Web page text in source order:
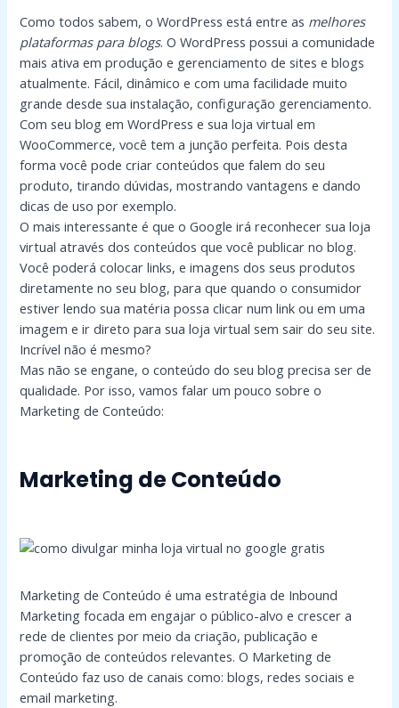
Como todos sabem, o WordPress está entre as melhores
plataformas para blogs. O WordPress possui a comunidade
mais ativa em produção e gerenciamento de sites e blogs
atualmente. Fácil, dinâmico e com uma facilidade muito
grande desde sua instalação, configuração gerenciamento.
Com seu blog em WordPress e sua loja virtual em
WooCommerce, você tem a junção perfeita. Pois desta
forma você pode criar conteúdos que falem do seu
produto, tirando dúvidas, mostrando vantagens e dando
dicas de uso por exemplo.
O mais interessante é que o Google irá reconhecer sua loja
virtual através dos conteúdos que você publicar no blog.
Você poderá colocar links, e imagens dos seus produtos
diretamente no seu blog, para que quando o consumidor
estiver lendo sua matéria possa clicar num link ou em uma
imagem e ir direto para sua loja virtual sem sair do seu site.
Incrível não é mesmo?
Mas não se engane, o conteúdo do seu blog precisa ser de
qualidade. Por isso, vamos falar um pouco sobre o
Marketing de Conteúdo:
Marketing de Conteúdo
Marketing de Conteúdo é uma estratégia de Inbound
Marketing focada em engajar o público-alvo e crescer a
rede de clientes por meio da criação, publicação e
promoção de conteúdos relevantes. O Marketing de
Conteúdo faz uso de canais como: blogs, redes sociais e
email marketing.